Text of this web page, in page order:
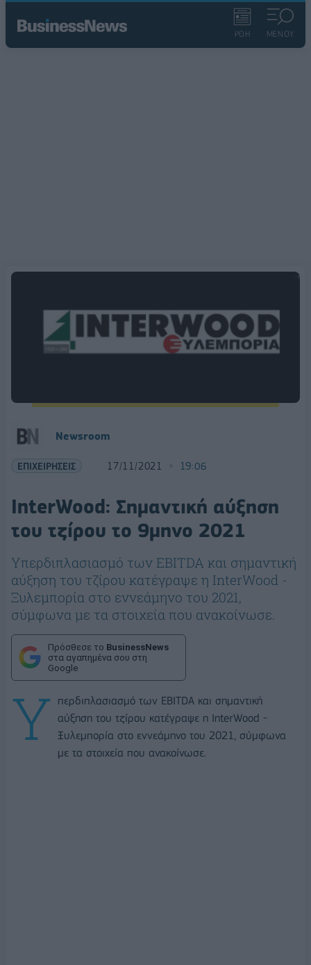
ΡΟΗ ΜΕΝΟΥ
Newsroom
ΕΠΙΧΕΙΡΗΣΕΙΣ 17/11/2021 19:06
InterWood: Σημαντική αύξηση
του τζίρου το 9μηνο 2021
Υπερδιπλασιασμό των EBITDA και σημαντική
αύξηση του τζίρου κατέγραψε η InterWood -
Ξυλεμπορία στο εννεάμηνο του 2021,
σύμφωνα με τα στοιχεία που ανακοίνωσε.
Πρόσθεσε το BusinessNews
στα αγαπημένα σου στη
Google
Υ
περδιπλασιασμό των EBITDA και σημαντική
αύξηση του τζίρου κατέγραψε η InterWood -
Ξυλεμπορία στο εννεάμηνο του 2021, σύμφωνα
με τα στοιχεία που ανακοίνωσε.